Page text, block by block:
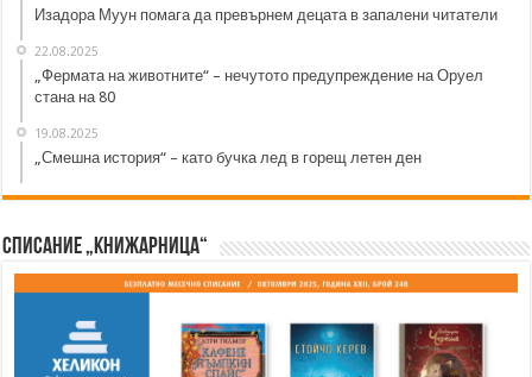
Изадора Муун помага да превърнем децата в запалени читатели
22.08.2025
„Фермата на животните“ – нечутото предупреждение на Оруел
стана на 80
19.08.2025
„Смешна история“ – като бучка лед в горещ летен ден
Списание „Книжарница“